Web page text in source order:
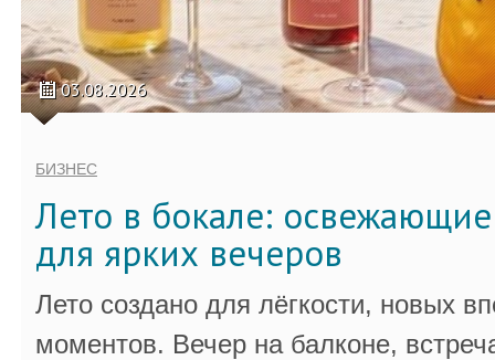
03.08.2026
БИЗНЕС
Лето в бокале:
для ярких вечеров
Лето создано для лёгкости, новых
моментов. Вечер на балконе,